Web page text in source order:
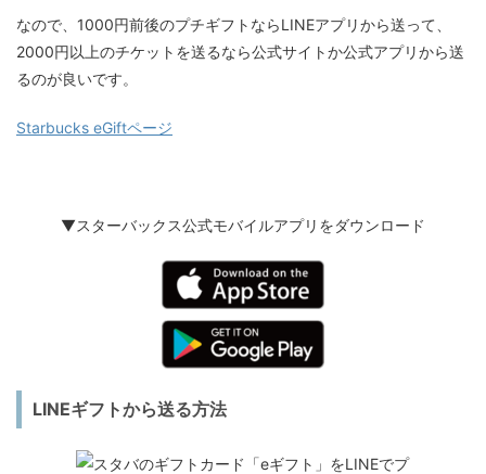
なので、1000円前後のプチギフトならLINEアプリから送って、
2000円以上のチケットを送るなら公式サイトか公式アプリから送
るのが良いです。
Starbucks eGiftページ
▼スターバックス公式モバイルアプリをダウンロード
LINEギフトから送る方法